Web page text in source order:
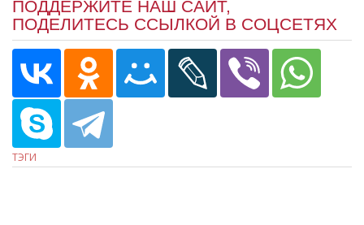
ПОДДЕРЖИТЕ НАШ САЙТ,
ПОДЕЛИТЕСЬ ССЫЛКОЙ В СОЦСЕТЯХ
ТЭГИ